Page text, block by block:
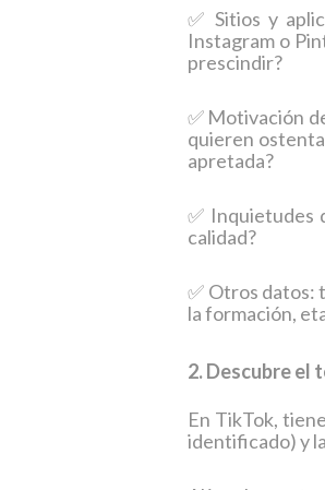
✅ Sitios y
Instagram o
prescindir?
✅ Motivación
quieren
apretada?
✅ Inquietudes
calidad?
✅ Otros datos:
la formación,
2. Descubre el
En TikTok,
identificado) y